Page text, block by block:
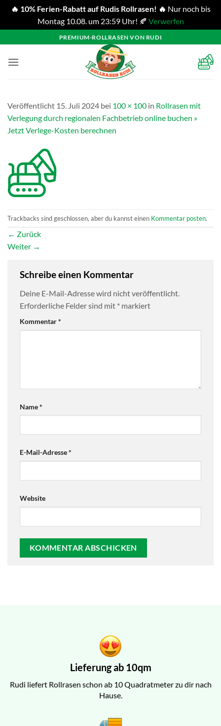
🔥 10% Ferien-Rabatt auf Rudis Rollrasen! 🔥 Nur noch bis
Montag 10.08. um 23:59 Uhr! 🍂 Verwerfen
Inhalt
springen
PREMIUM-ROLLRASEN VON RUDI
Veröffentlicht 15. Juli 2024 bei 100 × 100 in Rollrasen mit
Verlegung durch regionalen Fachbetrieb online buchen »
Jetzt Verlege-Kosten berechnen
Trackbacks sind geschlossen, aber du kannst einen Kommentar posten.
← Zurück
Weiter →
Schreibe einen Kommentar
Deine E-Mail-Adresse wird nicht veröffentlicht.
Erforderliche Felder sind mit * markiert
Kommentar*
Name*
E-Mail-Adresse*
Website
Lieferung ab 10qm
Rudi liefert Rollrasen schon ab 10 Quadratmeter zu dir nach
Hause.